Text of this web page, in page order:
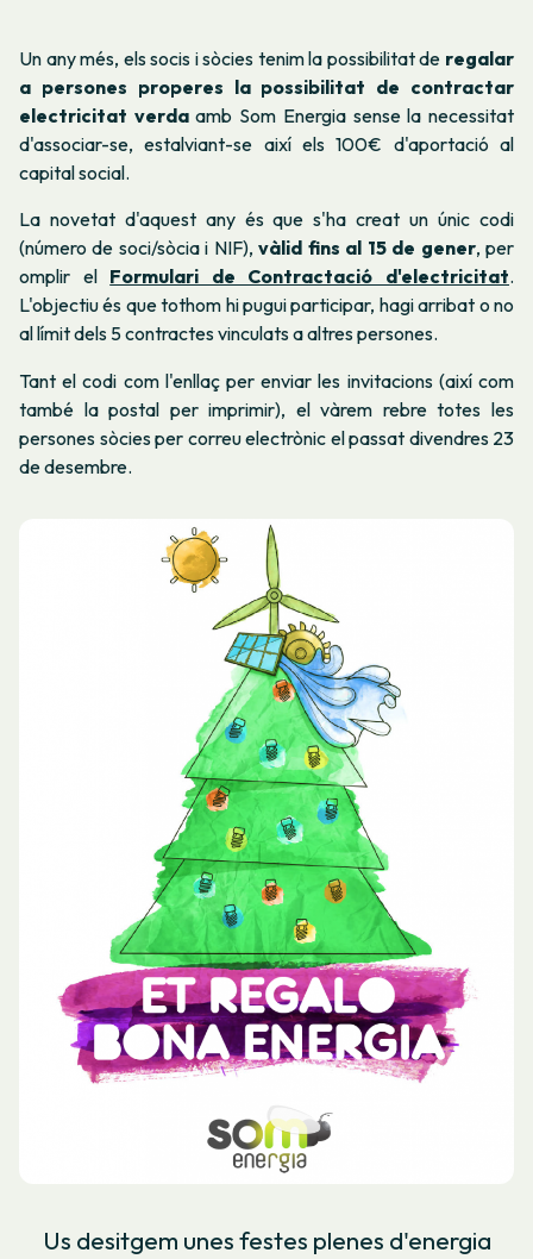
Un any més, els socis i sòcies tenim la possibilitat de regalar
a persones properes la possibilitat de contractar
electricitat verdaamb Som Energia sense la necessitat
d'associar-se, estalviant-se així els 100€ d'aportació al
capital social.
La novetat d'aquest any és que s'ha creat un únic codi
(número de soci/sòcia i NIF),vàlid fins al 15 de gener, per
omplir el Formulari de Contractació d'electricitat.
L'objectiu és que tothom hi pugui participar, hagi arribat o no
al límit dels 5 contractes vinculats a altres persones.
Tant el codi com l'enllaç per enviar les invitacions (així com
també la postal per imprimir), el vàrem rebre totes les
persones sòcies per correu electrònic el passat divendres 23
de desembre.
Us desitgem unes festes plenes d'energia